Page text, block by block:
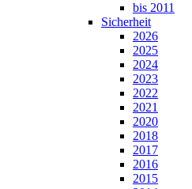
bis 2011
Sicherheit
2026
2025
2024
2023
2022
2021
2020
2018
2017
2016
2015